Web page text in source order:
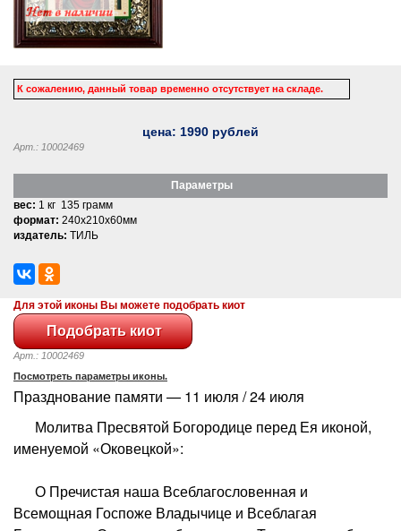
К сожалению, данный товар временно отсутствует на складе.
цена: 1990 рублей
Арт.: 10002469
Параметры
вес: 1 кг 135 грамм
формат: 240x210x60мм
издатель: ТИЛЬ
Для этой иконы Вы можете подобрать киот
Арт.: 10002469
Посмотреть параметры иконы.
Празднование памяти — 11 июля / 24 июля
Молитва Пресвятой Богородице перед Ея иконой,
именуемой «Оковецкой»:
О Пречистая наша Всеблагословенная и
Всемощная Госпоже Владычице и Всеблагая